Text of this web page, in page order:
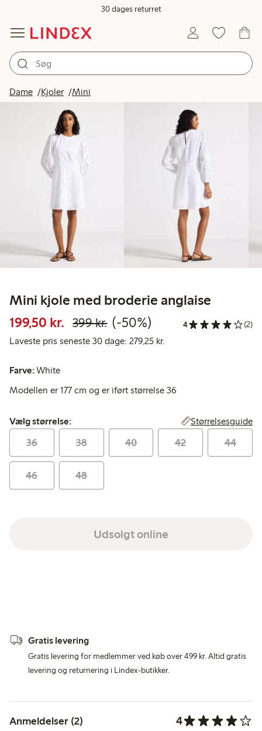
30 dages returret
Dame Kjoler Mini
Mini kjole med broderie anglaise
199,50 kr. Nedsat pris: 199,50 kr.
399 kr.Normalpris: 399,00 kr.
50 % rabat
(-50%) 4 (2)
Laveste pris seneste 30 dage: 279,25 kr.
Farve:White
Modellen er 177 cm og er iført størrelse 36
Vælg størrelse:
Vælg størrelse: Størrelsesguide
36 38 40 42 44
46 48
Udsolgt online
Gratis levering
Gratis levering for medlemmer ved køb over 499 kr. Altid gratis
levering og returnering i Lindex-butikker.
Anmeldelser (2) 4